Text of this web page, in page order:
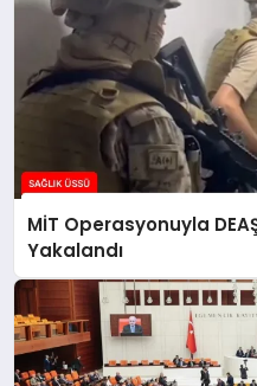
MİT Operasyonuyla
Yakalandı